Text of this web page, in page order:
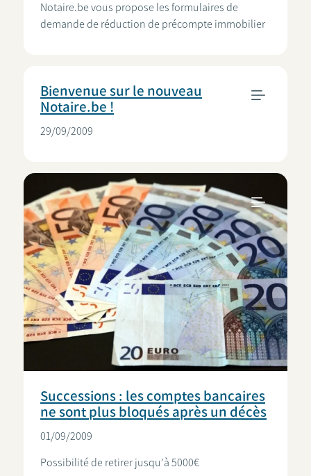
Notaire.be vous propose les formulaires de
demande de réduction de précompte immobilier
Bienvenue sur le nouveau
Notaire.be !
29/09/2009
Successions : les comptes bancaires
ne sont plus bloqués après un décès
01/09/2009
Possibilité de retirer jusqu'à 5000€